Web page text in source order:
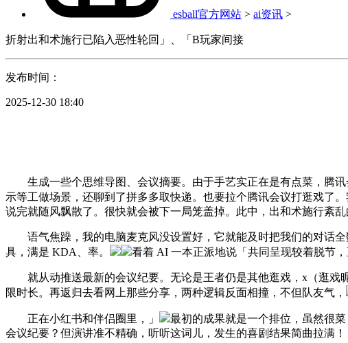
esball官方网站 > ai资讯 >
折射出和术施行已陷入恶性轮回」、「B玩家间接
发布时间：
2025-12-30 18:40
生成一些个思维导图、会议摘要。由于手艺实正在是有点菜，腾讯
示等工做场景，还聊到了拼多多取快递。也要拉个腾讯会议打逛戏了
说完就随风飘散了。很快就会被下一局笼盖掉。此中，出和术施行紊
语气焦躁，我的电脑麦克风没设置好，它就能及时把我们的对话全
具，满是 KDA、率。
看着 AI 一本正派地说「共同呈现较着脱节
就从动推送最新的会议纪要。无论是王者仍是其他逛戏，x（逛戏
限时长。再返归去看网上那些分享，两种逻辑反面相撞，不但队友气，
正在小红书和伴侣圈里，」
最初的成果就是一个排位，虽然很
会议纪要？但演讲准不精确，听听这词儿，发生的喜剧结果简曲拉满！